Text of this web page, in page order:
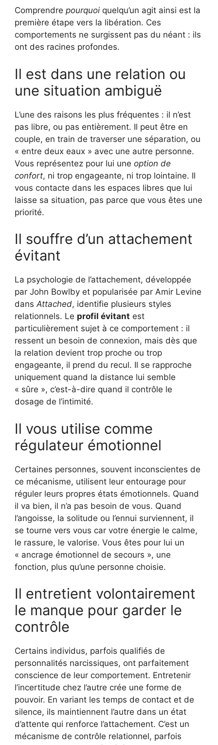
Comprendre pourquoi quelqu’un agit ainsi est la
première étape vers la libération. Ces
comportements ne surgissent pas du néant : ils
ont des racines profondes.
Il est dans une relation ou
une situation ambiguë
L’une des raisons les plus fréquentes : il n’est
pas libre, ou pas entièrement. Il peut être en
couple, en train de traverser une séparation, ou
« entre deux eaux » avec une autre personne.
Vous représentez pour lui une option de
confort, ni trop engageante, ni trop lointaine. Il
vous contacte dans les espaces libres que lui
laisse sa situation, pas parce que vous êtes une
priorité.
Il souffre d’un attachement
évitant
La psychologie de l’attachement, développée
par John Bowlby et popularisée par Amir Levine
dansAttached, identifie plusieurs styles
relationnels. Le profil évitant est
particulièrement sujet à ce comportement : il
ressent un besoin de connexion, mais dès que
la relation devient trop proche ou trop
engageante, il prend du recul. Il se rapproche
uniquement quand la distance lui semble
« sûre », c’est-à-dire quand il contrôle le
dosage de l’intimité.
Il vous utilise comme
régulateur émotionnel
Certaines personnes, souvent inconscientes de
ce mécanisme, utilisent leur entourage pour
réguler leurs propres états émotionnels. Quand
il va bien, il n’a pas besoin de vous. Quand
l’angoisse, la solitude ou l’ennui surviennent, il
se tourne vers vous car votre énergie le calme,
le rassure, le valorise. Vous êtes pour lui un
« ancrage émotionnel de secours », une
fonction, plus qu’une personne choisie.
Il entretient volontairement
le manque pour garder le
contrôle
Certains individus, parfois qualifiés de
personnalités narcissiques, ont parfaitement
conscience de leur comportement. Entretenir
l’incertitude chez l’autre crée une forme de
pouvoir. En variant les temps de contact et de
silence, ils maintiennent l’autre dans un état
d’attente qui renforce l’attachement. C’est un
mécanisme de contrôle relationnel, parfois